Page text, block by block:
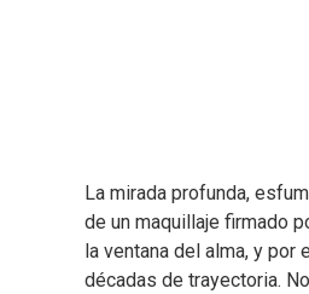
La mirada profunda,
de un maquillaje firmado
la ventana del alma, y
décadas de trayectoria.